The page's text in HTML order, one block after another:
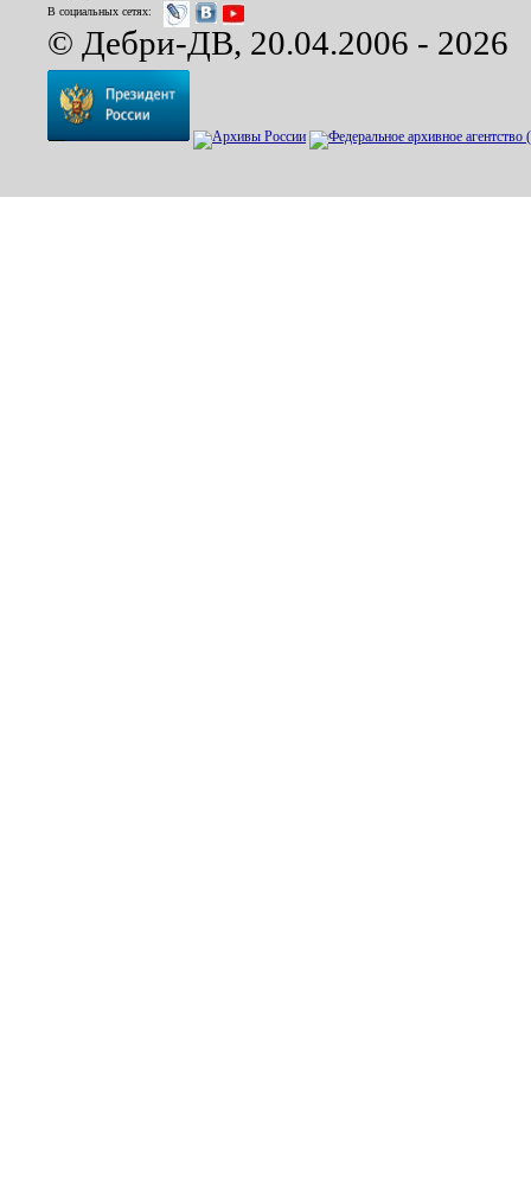
В социальных сетях:
© Дебри-ДВ, 20.04.2006 - 2026